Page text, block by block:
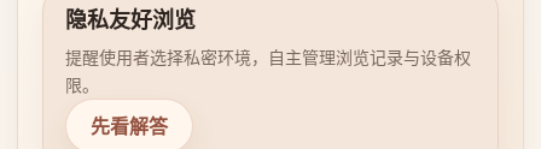
隐私友好浏览
提醒使用者选择私密环境，自主管理浏览记录与设备权
限。
先看解答